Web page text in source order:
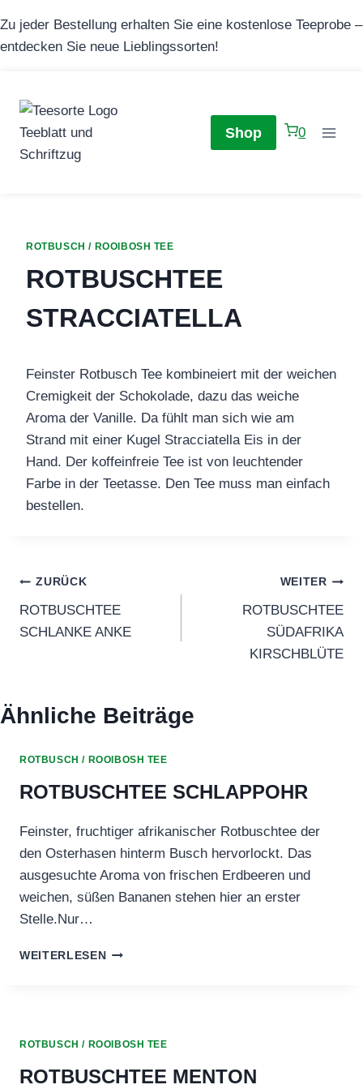
Inhalt
springen
Zu jeder Bestellung erhalten Sie eine kostenlose Teeprobe –
entdecken Sie neue Lieblingssorten!
Shop 0
ROTBUSCH / ROOIBOSH TEE
ROTBUSCHTEE
STRACCIATELLA
Feinster Rotbusch Tee kombineiert mit der weichen
Cremigkeit der Schokolade, dazu das weiche
Aroma der Vanille. Da fühlt man sich wie am
Strand mit einer Kugel Stracciatella Eis in der
Hand. Der koffeinfreie Tee ist von leuchtender
Farbe in der Teetasse. Den Tee muss man einfach
bestellen.
Beitragsnavigation
ZURÜCK
ROTBUSCHTEE
SCHLANKE ANKE
WEITER
ROTBUSCHTEE
SÜDAFRIKA
KIRSCHBLÜTE
Ähnliche Beiträge
ROTBUSCH / ROOIBOSH TEE
ROTBUSCHTEE SCHLAPPOHR
Feinster, fruchtiger afrikanischer Rotbuschtee der
den Osterhasen hinterm Busch hervorlockt. Das
ausgesuchte Aroma von frischen Erdbeeren und
weichen, süßen Bananen stehen hier an erster
Stelle.Nur…
WEITERLESENROTBUSCHTEE
ROTBUSCH / ROOIBOSH TEE
ROTBUSCHTEE MENTON